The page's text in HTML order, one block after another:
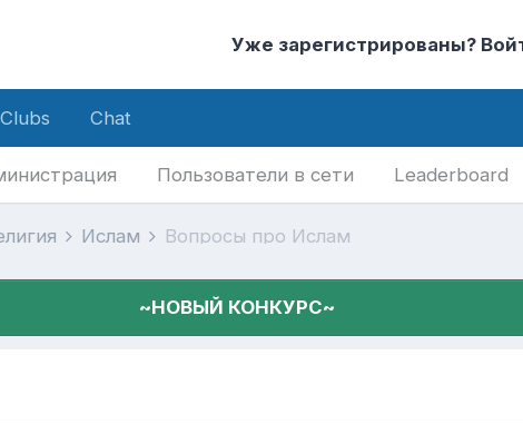
Уже зарегистрированы?
Пользователи в сети Leaderboard
Clubs Chat
Ислам Вопросы про Ислам
~НОВЫЙ КОНКУРС~